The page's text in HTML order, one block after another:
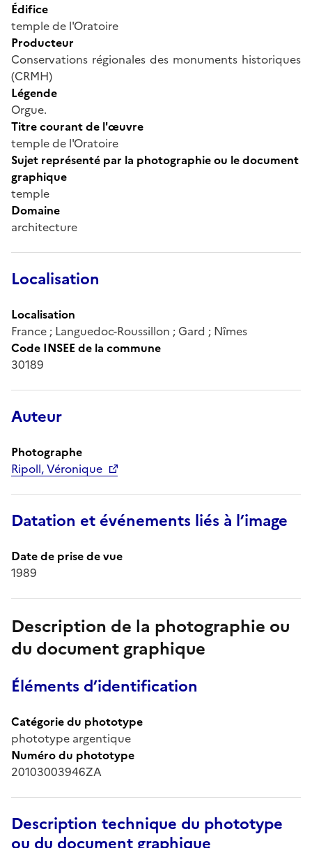
Édifice
temple de l'Oratoire
Producteur
Conservations régionales des monuments historiques
(CRMH)
Légende
Orgue.
Titre courant de l'œuvre
temple de l'Oratoire
Sujet représenté par la photographie ou le document
graphique
temple
Domaine
architecture
Localisation
Localisation
France ; Languedoc-Roussillon ; Gard ; Nîmes
Code INSEE de la commune
30189
Auteur
Photographe
Ripoll, Véronique
Datation et événements liés à l’image
Date de prise de vue
1989
Description de la photographie ou
du document graphique
Éléments d’identification
Catégorie du phototype
phototype argentique
Numéro du phototype
20103003946ZA
Description technique du phototype
ou du document graphique